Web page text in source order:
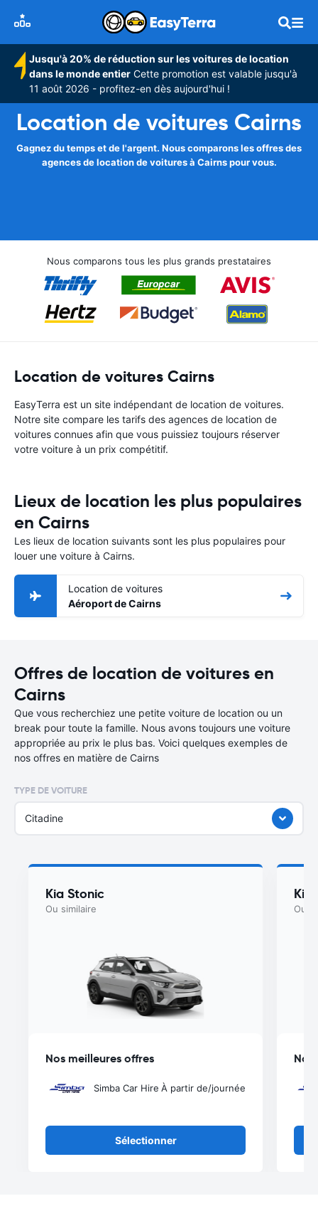
Jusqu'à 20% de réduction sur les voitures de location
dans le monde entier Cette promotion est valable jusqu'à
11 août 2026 - profitez-en dès aujourd'hui !
Location de voitures Cairns
Gagnez du temps et de l'argent. Nous comparons les offres des
agences de location de voitures à Cairns pour vous.
Nous comparons tous les plus grands prestataires
Location de voitures Cairns
EasyTerra est un site indépendant de location de voitures.
Notre site compare les tarifs des agences de location de
voitures connues afin que vous puissiez toujours réserver
votre voiture à un prix compétitif.
Lieux de location les plus populaires
en Cairns
Les lieux de location suivants sont les plus populaires pour
louer une voiture à Cairns.
Location de voitures
Aéroport de Cairns
Offres de location de voitures en
Cairns
Que vous recherchiez une petite voiture de location ou un
break pour toute la famille. Nous avons toujours une voiture
appropriée au prix le plus bas. Voici quelques exemples de
nos offres en matière de Cairns
TYPE DE VOITURE
Citadine
Kia Stonic
Ou similaire
Nos meilleures offres
Simba Car Hire À partir de/journée
Sélectionner
Kia
Ou
Nos